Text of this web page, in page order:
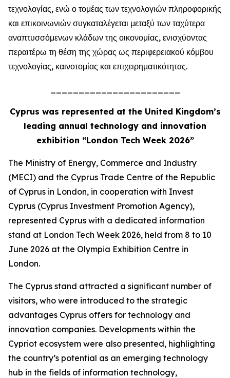
τεχνολογίας, ενώ ο τομέας των τεχνολογιών πληροφορικής
και επικοινωνιών συγκαταλέγεται μεταξύ των ταχύτερα
αναπτυσσόμενων κλάδων της οικονομίας, ενισχύοντας
περαιτέρω τη θέση της χώρας ως περιφερειακού κόμβου
τεχνολογίας, καινοτομίας και επιχειρηματικότητας.
Cyprus was represented at the United Kingdom’s
leading annual technology and innovation
exhibition “London Tech Week 2026”
The Ministry of Energy, Commerce and Industry
(MECI) and the Cyprus Trade Centre of the Republic
of Cyprus in London, in cooperation with Invest
Cyprus (Cyprus Investment Promotion Agency),
represented Cyprus with a dedicated information
stand at London Tech Week 2026, held from 8 to 10
June 2026 at the Olympia Exhibition Centre in
London.
The Cyprus stand attracted a significant number of
visitors, who were introduced to the strategic
advantages Cyprus offers for technology and
innovation companies. Developments within the
Cypriot ecosystem were also presented, highlighting
the country’s potential as an emerging technology
hub in the fields of information technology,